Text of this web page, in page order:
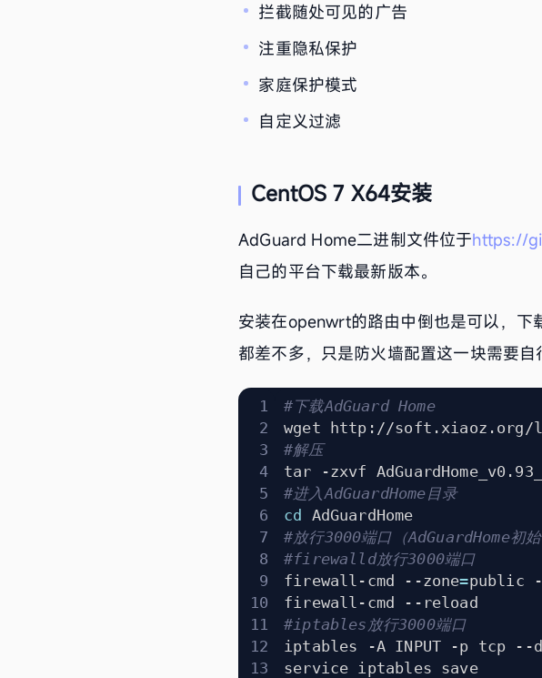
拦截随处可见的广告
注重隐私保护
家庭保护模式
自定义过滤
CentOS 7 X64安装
AdGuard Home二进制文件位于https://
自己的平台下载最新版本。
安装在openwrt的路由中倒也是可以，下
都差不多，只是防火墙配置这一块需要
#下载AdGuard Home
#解压
#进入AdGuardHome目录
cd
#放行3000端口（AdGuardHome初始
#firewalld放行3000端口
firewall-cmd --zone=public
#iptables放行3000端口
iptables -A INPUT -p tcp --
service iptables save